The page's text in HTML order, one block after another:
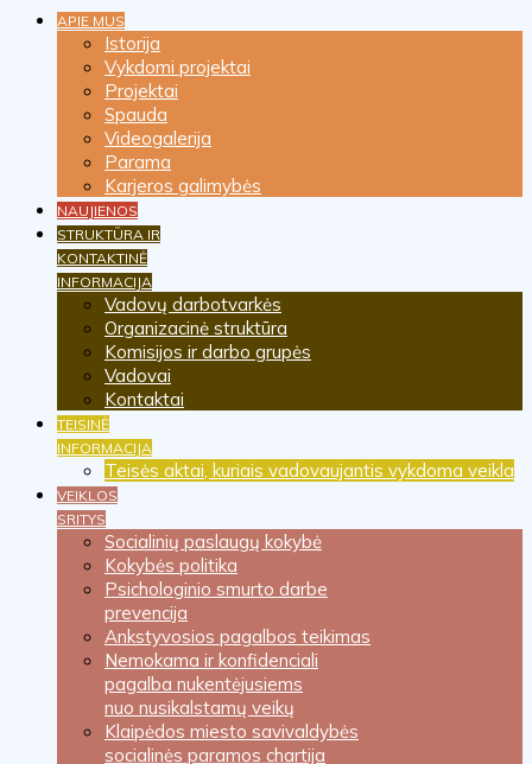
APIE MUS
Istorija
Vykdomi projektai
Projektai
Spauda
Videogalerija
Parama
Karjeros galimybės
NAUJIENOS
STRUKTŪRA IR
KONTAKTINĖ
INFORMACIJA
Vadovų darbotvarkės
Organizacinė struktūra
Komisijos ir darbo grupės
Vadovai
Kontaktai
TEISINĖ
INFORMACIJA
Teisės aktai, kuriais vadovaujantis vykdoma veikla
VEIKLOS
SRITYS
Socialinių paslaugų kokybė
Kokybės politika
Psichologinio smurto darbe
prevencija
Ankstyvosios pagalbos teikimas
Nemokama ir konfidenciali
pagalba nukentėjusiems
nuo nusikalstamų veikų
Klaipėdos miesto savivaldybės
socialinės paramos chartija